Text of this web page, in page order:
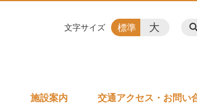
施設案内 交通アクセス・お問い
文字サイズ 標準 大